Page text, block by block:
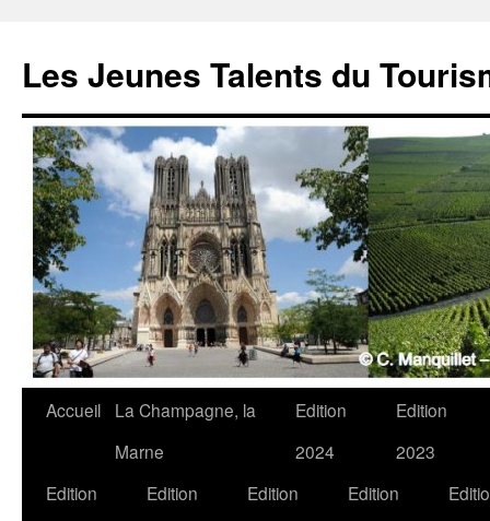
Les Jeunes Talents du
Accueil
La Champagne, la
Marne
Edition
2024
Edition
2023
Edition
Edition
Edition
Edition